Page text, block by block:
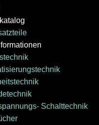
Schalttechnik